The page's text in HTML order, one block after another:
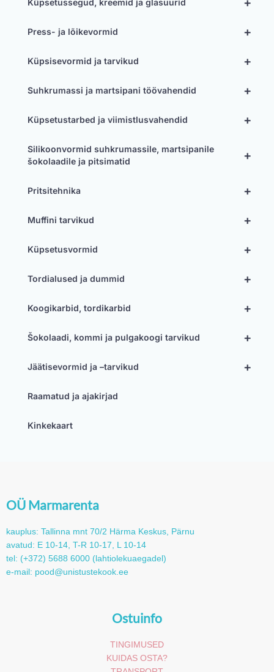
+
Press- ja lõikevormid
+
Küpsisevormid ja tarvikud
+
Suhkrumassi ja martsipani töövahendid
+
Küpsetustarbed ja viimistlusvahendid
+
Silikoonvormid suhkrumassile, martsipanile
šokolaadile ja pitsimatid
+
Pritsitehnika
+
Muffini tarvikud
+
Küpsetusvormid
+
Tordialused ja dummid
+
Koogikarbid, tordikarbid
+
Šokolaadi, kommi ja pulgakoogi tarvikud
+
Jäätisevormid ja –tarvikud
Raamatud ja ajakirjad
Kinkekaart
OÜ Marmarenta
kauplus: Tallinna mnt 70/2 Härma Keskus, Pärnu
avatud: E 10-14, T-R 10-17, L 10-14
tel: (+372) 5688 6000 (lahtiolekuaegadel)
e-mail: pood@unistustekook.ee
Ostuinfo
TINGIMUSED
KUIDAS OSTA?